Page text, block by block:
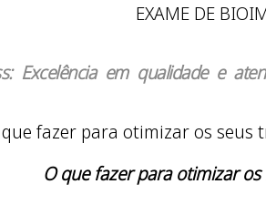
EXAME DE
Excelência em qualidade e
O que fazer para otimizar